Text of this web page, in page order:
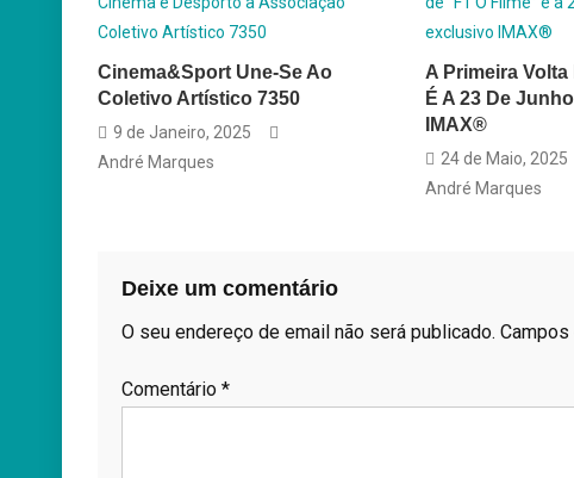
Cinema&Sport Une-Se Ao
Coletivo Artístico 7350
9 de Janeiro, 2025
André Marques
A Primeira Volta
É A 23 De
IMAX®
24 de Maio, 2025
André Marques
Deixe um comentário
O seu endereço de email não será publicado.
Comentário *